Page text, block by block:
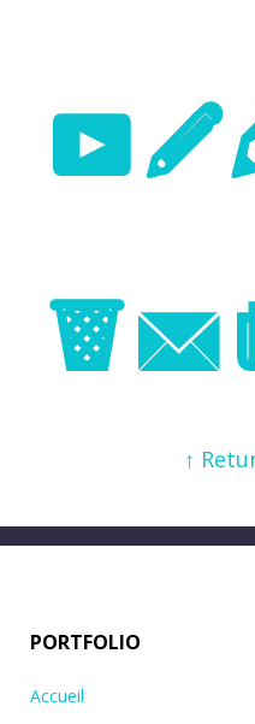
↑
PORTFOLIO
Accueil